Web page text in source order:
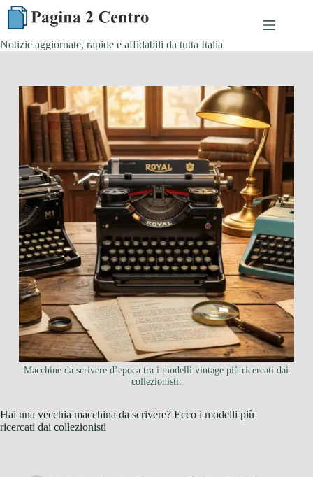
Skip
content
Notizie aggiornate, rapide e affidabili da tutta Italia
Macchine da scrivere d’epoca tra i modelli vintage più ricercati dai
collezionisti.
Hai una vecchia macchina da scrivere? Ecco i modelli più
ricercati dai collezionisti